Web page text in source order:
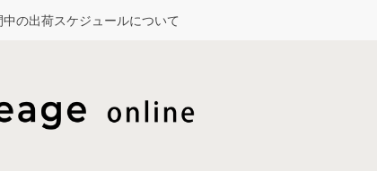
の出荷スケジュールについて